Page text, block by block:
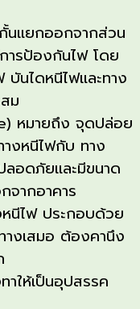
นแยกออกจากส่วน
ารป้องกันไฟ โดย
บันไดหนีไฟและทาง
ม
หมายถึง จุดปล่อย
งหนีไฟกับ ทาง
อดภัยและมีขนาด
ากอาคาร
หนีไฟ ประกอบด้วย
งเสมอ ต้องคานึง
าให้เป็นอุปสรรค